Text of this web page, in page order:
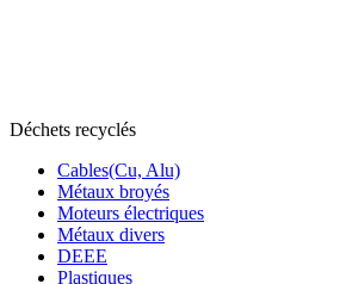
Déchets recyclés
Cables(Cu, Alu)
Métaux broyés
Moteurs électriques
Métaux divers
DEEE
Plastiques